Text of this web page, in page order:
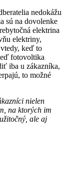
nedokážu
sú na dovolenke
elektrina
elektriny,
keď to
fotovoltika
iba u zákazníka,
to možné
nielen
na ktorých im
ale aj